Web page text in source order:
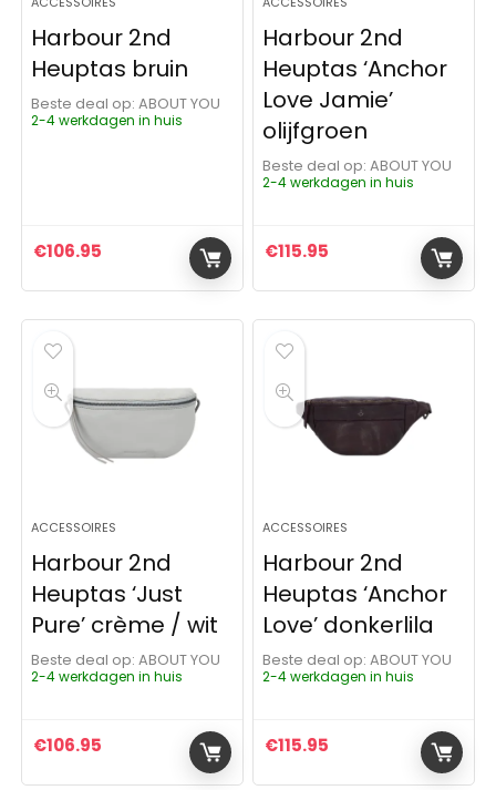
Harbour 2nd
Heuptas bruin
Beste deal op:
ABOUT YOU
2-4 werkdagen in huis
€106.95
Harbour 2nd
Heuptas ‘Anchor
Love Jamie’
olijfgroen
Beste deal op:
ABOUT YOU
2-4 werkdagen in huis
€115.95
ACCESSOIRES
Harbour 2nd
Heuptas ‘Just
Pure’ crème / wit
Beste deal op:
ABOUT YOU
2-4 werkdagen in huis
€106.95
ACCESSOIRES
Harbour 2nd
Heuptas ‘Anchor
Love’ donkerlila
Beste deal op:
ABOUT YOU
2-4 werkdagen in huis
€115.95